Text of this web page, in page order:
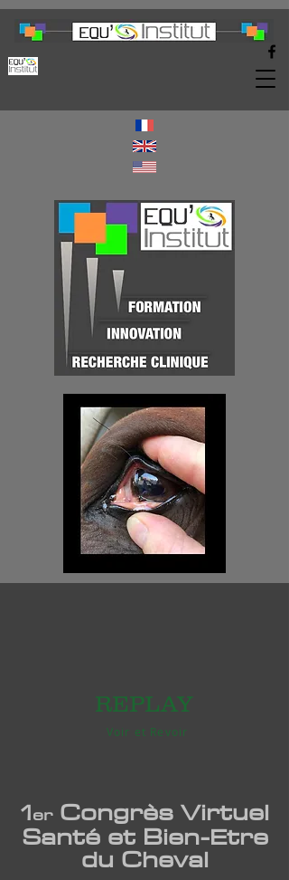
REPLAY
Voir et Revoir
1erCongrès Virtuel
Santé et Bien-Etre
du Cheval